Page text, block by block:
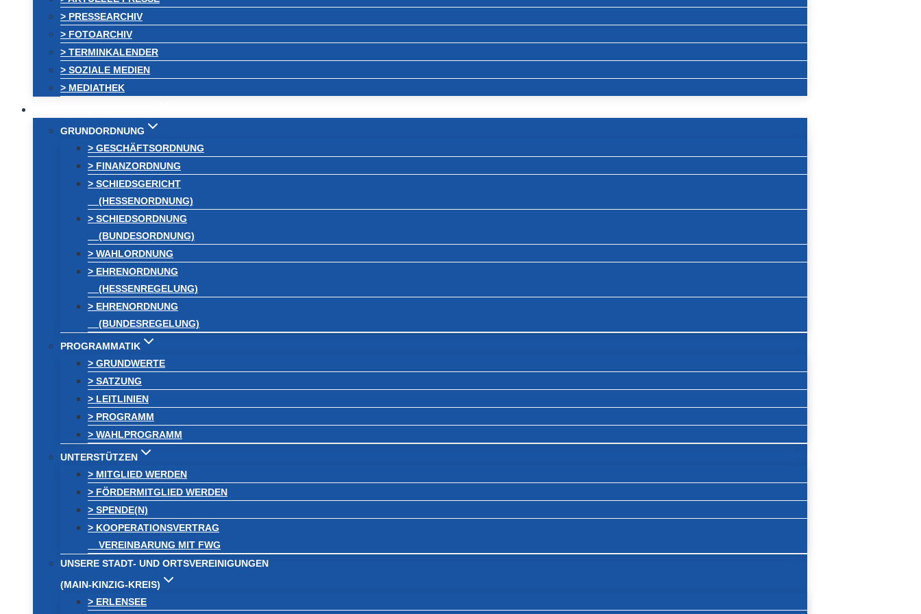
> PRESSEARCHIV
> FOTOARCHIV
> TERMINKALENDER
> SOZIALE MEDIEN
> MEDIATHEK
GRUNDORDNUNG
> GESCHÄFTSORDNUNG
> FINANZORDNUNG
> SCHIEDSGERICHT
(HESSENORDNUNG)
> SCHIEDSORDNUNG
(BUNDESORDNUNG)
> WAHLORDNUNG
> EHRENORDNUNG
(HESSENREGELUNG)
> EHRENORDNUNG
(BUNDESREGELUNG)
PROGRAMMATIK
> GRUNDWERTE
> SATZUNG
> LEITLINIEN
> PROGRAMM
> WAHLPROGRAMM
UNTERSTÜTZEN
> MITGLIED WERDEN
> FÖRDERMITGLIED WERDEN
> SPENDE(N)
> KOOPERATIONSVERTRAG
VEREINBARUNG MIT FWG
UNSERE STADT- UND ORTSVEREINIGUNGEN
(MAIN-KINZIG-KREIS)
> ERLENSEE